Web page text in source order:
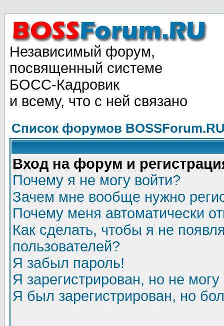
Независимый форум,
посвященный системе
БОСС-Кадровик
и всему, что с ней связано
Список форумов
Вход на форум и
Почему я не могу войти?
Зачем мне вообще нужно
Почему меня автоматически
Как сделать, чтобы я не
пользователей?
Я забыл пароль!
Я зарегистрирован, но не могу
Я был зарегистрирован, но